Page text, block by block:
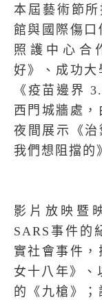
本屆藝術節
館與國際傷口
照護中心合
好》、成功大
《疫苗邊界
西門城牆處
夜間展示《
我們想阻擋的
影片放映暨
SARS 事件的
實社會事件
女十八年》、
的《九槍》